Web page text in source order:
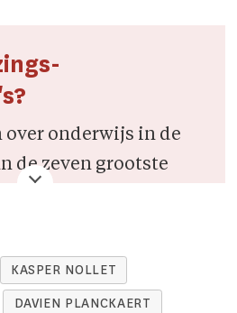
over onderwijs in de
de zeven grootste
KASPER NOLLET
DAVIEN PLANCKAERT